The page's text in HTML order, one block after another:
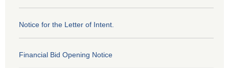
Notice for the Letter of Intent.
Financial Bid Opening Notice